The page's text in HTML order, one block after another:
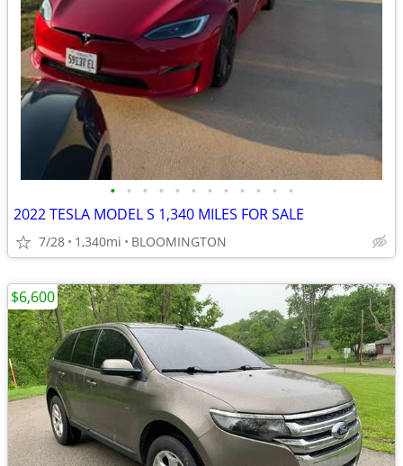
• • • • • • • • • • • •
2022 TESLA MODEL S 1,340 MILES FOR SALE
7/28 1,340mi BLOOMINGTON
$6,600